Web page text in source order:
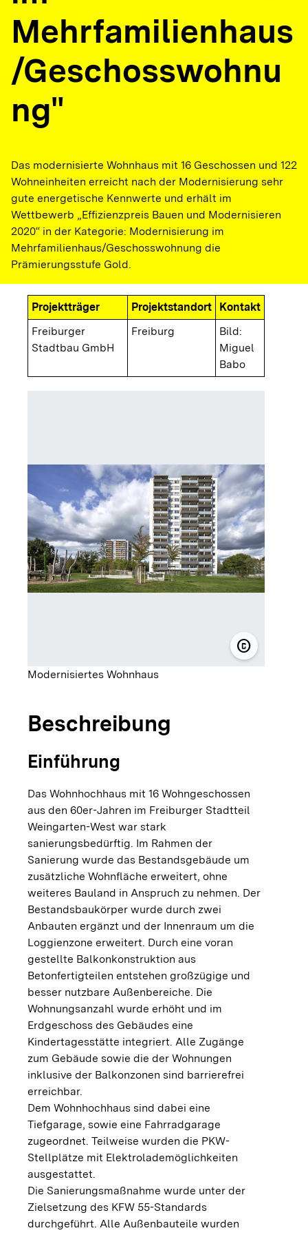
Mehrfamilienhaus
/Geschosswohnu
ng"
Das modernisierte Wohnhaus mit 16 Geschossen und 122
Wohneinheiten erreicht nach der Modernisierung sehr
gute energetische Kennwerte und erhält im
Wettbewerb „Effizienzpreis Bauen und Modernisieren
2020“ in der Kategorie: Modernisierung im
Mehrfamilienhaus/Geschosswohnung die
Prämierungsstufe Gold.
Projektträger Projektstandort
Kontakt
Freiburger
Stadtbau GmbH
Freiburg
Bild:
Miguel
Babo
copyright© Miguel
Modernisiertes Wohnhaus
Beschreibung
Einführung
Das Wohnhochhaus mit 16 Wohngeschossen
aus den 60er-Jahren im Freiburger Stadtteil
Weingarten-West war stark
sanierungsbedürftig. Im Rahmen der
Sanierung wurde das Bestandsgebäude um
zusätzliche Wohnfläche erweitert, ohne
weiteres Bauland in Anspruch zu nehmen. Der
Bestandsbaukörper wurde durch zwei
Anbauten ergänzt und der Innenraum um die
Loggienzone erweitert. Durch eine voran
gestellte Balkonkonstruktion aus
Betonfertigteilen entstehen großzügige und
besser nutzbare Außenbereiche. Die
Wohnungsanzahl wurde erhöht und im
Erdgeschoss des Gebäudes eine
Kindertagesstätte integriert. Alle Zugänge
zum Gebäude sowie die der Wohnungen
inklusive der Balkonzonen sind barrierefrei
erreichbar.
Dem Wohnhochhaus sind dabei eine
Tiefgarage, sowie eine Fahrradgarage
zugeordnet. Teilweise wurden die PKW-
Stellplätze mit Elektrolademöglichkeiten
ausgestattet.
Die Sanierungsmaßnahme wurde unter der
Zielsetzung des KFW 55-Standards
durchgeführt. Alle Außenbauteile wurden